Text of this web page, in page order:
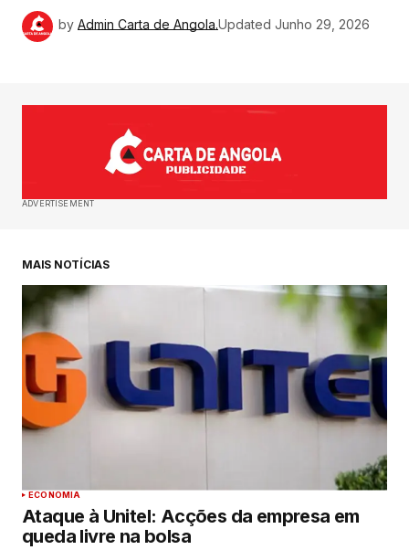
by Admin Carta de Angola.Updated Junho 29, 2026
ADVERTISEMENT
MAIS NOTÍCIAS
ECONOMIA
Ataque à Unitel: Acções da empresa em
queda livre na bolsa